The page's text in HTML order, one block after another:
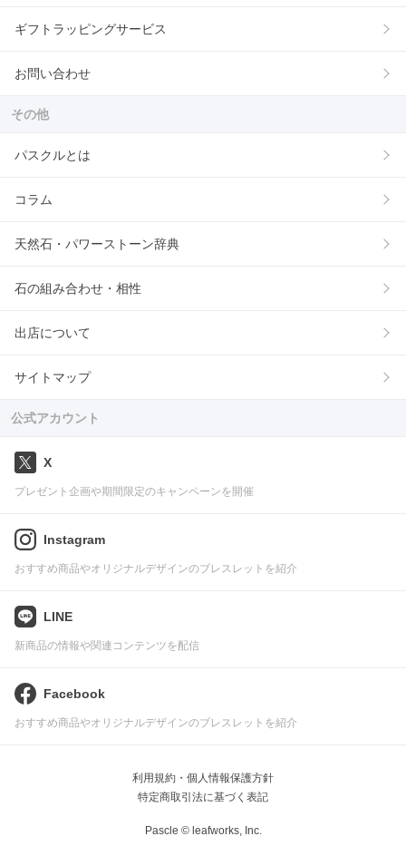
ギフトラッピングサービス
お問い合わせ
その他
パスクルとは
コラム
天然石・パワーストーン辞典
石の組み合わせ・相性
出店について
サイトマップ
公式アカウント
X
プレゼント企画や期間限定のキャンペーンを開催
Instagram
おすすめ商品やオリジナルデザインのブレスレットを紹介
LINE
新商品の情報や関連コンテンツを配信
Facebook
おすすめ商品やオリジナルデザインのブレスレットを紹介
利用規約・個人情報保護方針
特定商取引法に基づく表記
Pascle © leafworks, Inc.